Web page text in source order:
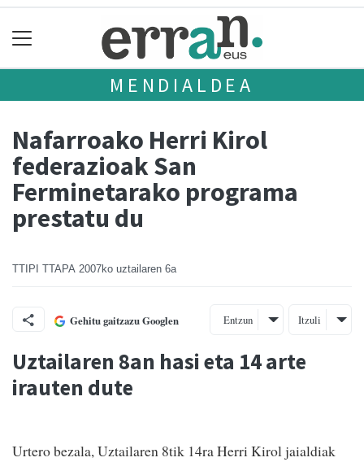
MENDIALDEA
Nafarroako Herri Kirol
federazioak San
Ferminetarako programa
prestatu du
TTIPI TTAPA 2007ko uztailaren 6a
Gehitu gaitzazu Googlen Entzun Itzuli
Uztailaren 8an hasi eta 14 arte
irauten dute
Urtero bezala, Uztailaren 8tik 14ra Herri Kirol jaialdiak